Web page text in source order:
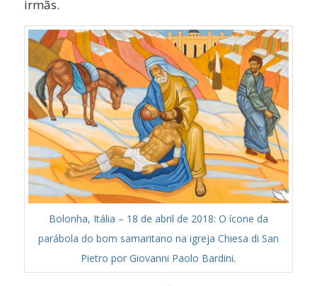
irmãs.
Bolonha, Itália – 18 de abril de 2018: O ícone da
parábola do bom samaritano na igreja Chiesa di San
Pietro por Giovanni Paolo Bardini.